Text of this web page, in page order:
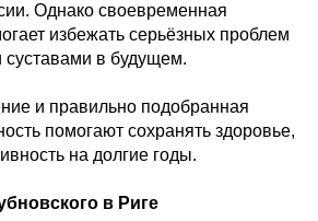
Однако своевременная
избежать серьёзных проблем
суставами в будущем.
и правильно подобранная
помогают сохранять здоровье,
на долгие годы.
в Риге